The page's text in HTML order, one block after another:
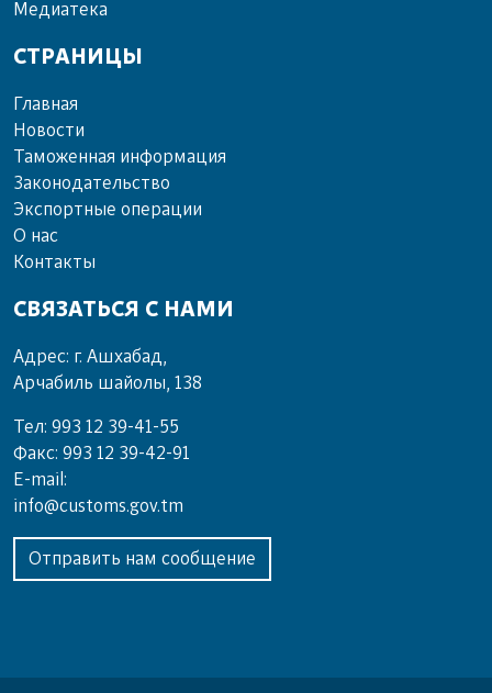
Ме­диа­те­ка
СТРАНИЦЫ
Главная
Новости
Таможенная информация
Законодательство
Экспортные операции
О нас
Контакты
СВЯЗАТЬСЯ С НАМИ
Адрес: г. Ашхабад,
Арчабиль шайолы, 138
Тел: 993 12 39-41-55
Факс: 993 12 39-42-91
E-mail:
info@customs.gov.tm
Отправить нам сообщение